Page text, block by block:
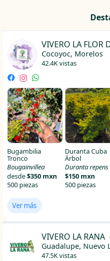
VIVERO LA FLOR
Cocoyoc, Morelos
42.4K vistas
Bugambilia
Tronco
Bougainvillea
desde$350 mxn
500 piezas
Duranta Cuba
Árbol
Duranta repens
$150 mxn
500 piezas
Ver más
VIVERO LA RANA
Guadalupe, Nuevo
47.5K vistas